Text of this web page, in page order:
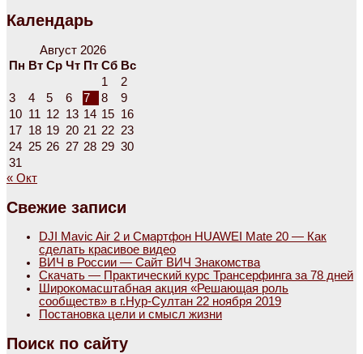
Календарь
Август 2026
Пн Вт Ср Чт Пт Сб Вс
1
2
3
4 5 6 7 8
9
10 11 12 13 14 15 16
17 18 19 20 21 22 23
24 25 26 27 28 29 30
31
« Окт
Свежие записи
DJI Mavic Air 2 и Смартфон HUAWEI Mate 20 — Как
сделать красивое видео
ВИЧ в России — Сайт ВИЧ Знакомства
Скачать — Практический курс Трансерфинга за 78 дней
Широкомасштабная акция «Решающая роль
сообществ» в г.Нур-Султан 22 ноября 2019
Постановка цели и смысл жизни
Поиск по сайту